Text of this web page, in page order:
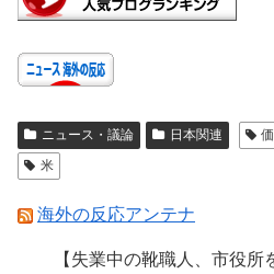
ニュース・議論 日本関連
米
海外の反応アンテナ
【失業中の靴職人、市役